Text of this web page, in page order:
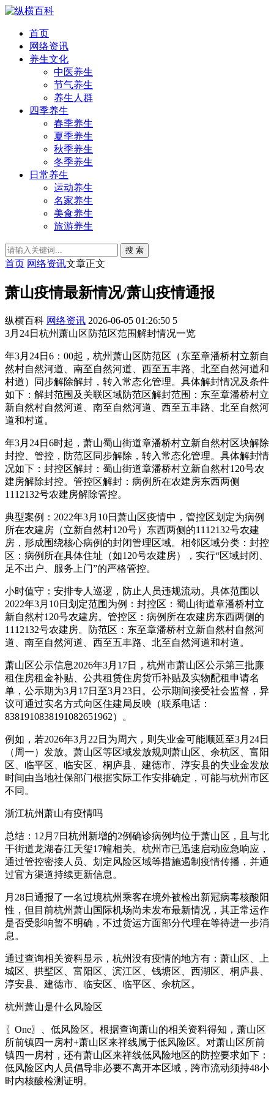
首页
网络资讯
养生文化
中医养生
节气养生
养生人群
四季养生
春季养生
夏季养生
秋季养生
冬季养生
日常养生
运动养生
名家养生
美食养生
旅游养生
搜 索
首页 网络资讯文章正文
萧山疫情最新情况/萧山疫情通报
纵横百科 网络资讯 2026-06-05 01:26:50 5
3月24日杭州萧山区防范区范围解封情况一览
年3月24日6：00起，杭州萧山区防范区（东至章潘桥村立新自
然村自然河道、南至自然河道、西至五丰路、北至自然河道和
村道）同步解除解封，转入常态化管理。具体解封情况及条件
如下：解封范围及关联区域防范区解封范围：东至章潘桥村立
新自然村自然河道、南至自然河道、西至五丰路、北至自然河
道和村道。
年3月24日6时起，萧山蜀山街道章潘桥村立新自然村区块解除
封控、管控，防范区同步解除，转入常态化管理。具体解封情
况如下：封控区解封：蜀山街道章潘桥村立新自然村120号农
建房解除封控。管控区解封：病例所在农建房东西两侧
1112132号农建房解除管控。
典型案例：2022年3月10日萧山区疫情中，管控区划定为病例
所在农建房（立新自然村120号）东西两侧的1112132号农建
房，形成围绕核心病例的封闭管理区域。相邻区域分类：封控
区：病例所在具体住址（如120号农建房），实行“区域封闭、
足不出户、服务上门”的严格管控。
小时值守：安排专人巡逻，防止人员违规流动。具体范围以
2022年3月10日划定范围为例：封控区：蜀山街道章潘桥村立
新自然村120号农建房。管控区：病例所在农建房东西两侧的
1112132号农建房。防范区：东至章潘桥村立新自然村自然河
道、南至自然河道、西至五丰路、北至自然河道和村道。
萧山区公示信息2026年3月17日，杭州市萧山区公示第三批廉
租住房租金补贴、公共租赁住房货币补贴及实物配租申请名
单，公示期为3月17日至3月23日。公示期间接受社会监督，异
议可通过实名方式向区住建局反映（联系电话：
8381910838191082651962）。
例如，若2026年3月22日为周六，则失业金可能顺延至3月24日
（周一）发放。萧山区等区域发放规则萧山区、余杭区、富阳
区、临平区、临安区、桐庐县、建德市、淳安县的失业金发放
时间由当地社保部门根据实际工作安排确定，可能与杭州市区
不同。
浙江杭州萧山有疫情吗
总结：12月7日杭州新增的2例确诊病例均位于萧山区，且与北
干街道龙湖春江天玺17幢相关。杭州市已迅速启动应急响应，
通过管控密接人员、划定风险区域等措施遏制疫情传播，并通
过官方渠道持续更新信息。
月28日通报了一名过境杭州乘客在境外被检出新冠病毒核酸阳
性，但目前杭州萧山国际机场尚未发布最新情况，其正常运作
是否受影响暂不明确，不过货运方面部分代理在等待进一步消
息。
通过查询相关资料显示，杭州没有疫情的地方有：萧山区、上
城区、拱墅区、富阳区、滨江区、钱塘区、西湖区、桐庐县、
淳安县、建德市、临安区、临平区、余杭区。
杭州萧山是什么风险区
〖One〗、低风险区。根据查询萧山的相关资料得知，萧山区
所前镇四一房村+萧山区来祥线属于低风险区。对萧山区所前
镇四一房村，还有萧山区来祥线低风险地区的防控要求如下：
低风险区内人员倡导非必要不离开本区域，跨市流动须持48小
时内核酸检测证明。